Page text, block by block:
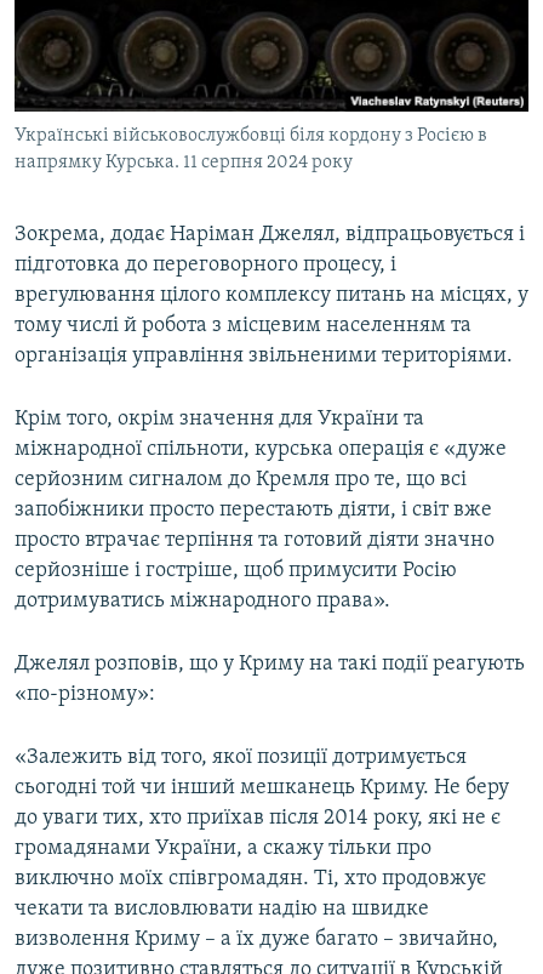
Українські військовослужбовці біля кордону з Росією в
напрямку Курська. 11 серпня 2024 року
Зокрема, додає Наріман Джелял, відпрацьовується і
підготовка до переговорного процесу, і
врегулювання цілого комплексу питань на місцях, у
тому числі й робота з місцевим населенням та
організація управління звільненими територіями.
Крім того, окрім значення для України та
міжнародної спільноти, курська операція є «дуже
серйозним сигналом до Кремля про те, що всі
запобіжники просто перестають діяти, і світ вже
просто втрачає терпіння та готовий діяти значно
серйозніше і гостріше, щоб примусити Росію
дотримуватись міжнародного права».
Джелял розповів, що у Криму на такі події реагують
«по-різному»:
«Залежить від того, якої позиції дотримується
сьогодні той чи інший мешканець Криму. Не беру
до уваги тих, хто приїхав після 2014 року, які не є
громадянами України, а скажу тільки про
виключно моїх співгромадян. Ті, хто продовжує
чекати та висловлювати надію на швидке
визволення Криму – а їх дуже багато – звичайно,